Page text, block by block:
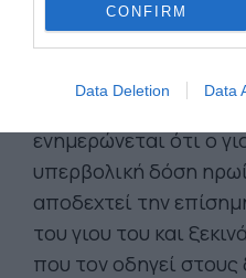
CONFIRM
Data Deletion Data
τους δρόμους
προσβάσιμα στο
όπου ζει. Έχει μόλις
ενημερώνεται ότι ο
υπερβολική δόση
αποδεχτεί την
του γιου του και
που τον οδηγεί